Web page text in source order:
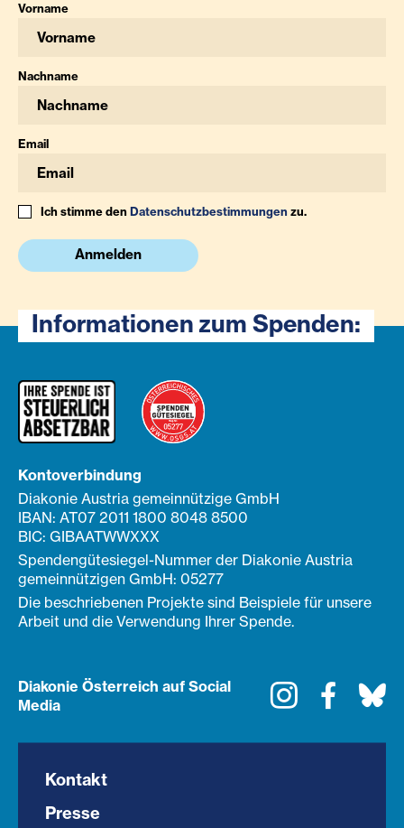
Vorname
Nachname
Email
Ich stimme denDatenschutzbestimmungenzu.
Anmelden
Informationen zum Spenden:
Kontoverbindung
Diakonie Austria gemeinnützige GmbH
IBAN: AT07 2011 1800 8048 8500
BIC: GIBAATWWXXX
Spendengütesiegel-Nummer der Diakonie Austria
gemeinnützigen GmbH: 05277
Die beschriebenen Projekte sind Beispiele für unsere
Arbeit und die Verwendung Ihrer Spende.
Diakonie Österreich auf Social
Media
Instagram
Kontakt
Presse